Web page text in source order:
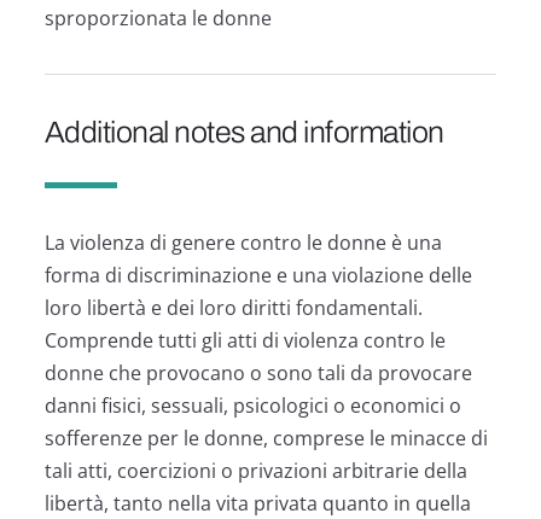
sproporzionata le donne
Additional notes and information
La violenza di genere contro le donne è una
forma di discriminazione e una violazione delle
loro libertà e dei loro diritti fondamentali.
Comprende tutti gli atti di violenza contro le
donne che provocano o sono tali da provocare
danni fisici, sessuali, psicologici o economici o
sofferenze per le donne, comprese le minacce di
tali atti, coercizioni o privazioni arbitrarie della
libertà, tanto nella vita privata quanto in quella